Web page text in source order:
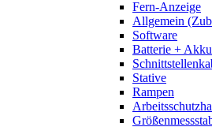
Fern-Anzeige
Allgemein
Software
Batterie +
Stative
Rampen